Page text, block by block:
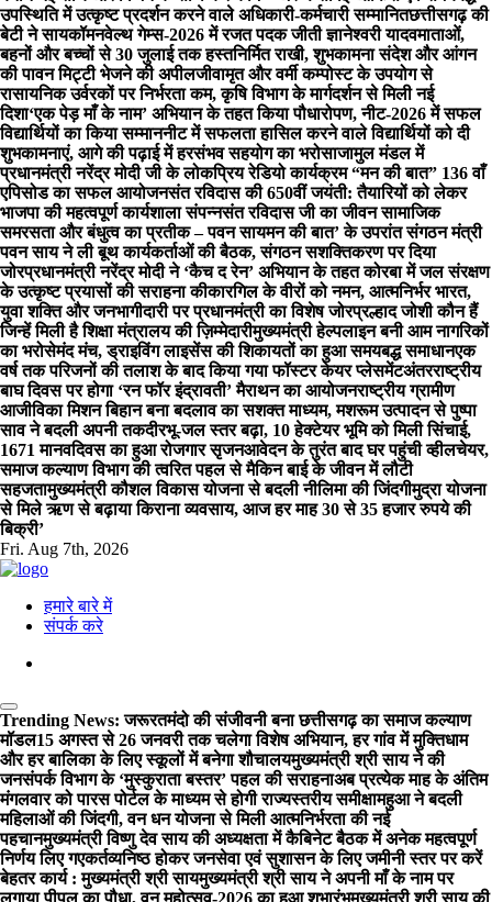
उपस्थिति में उत्कृष्ट प्रदर्शन करने वाले अधिकारी-कर्मचारी सम्मानितछत्तीसगढ़ की
बेटी ने सायकॉमनवेल्थ गेम्स-2026 में रजत पदक जीती ज्ञानेश्वरी यादवमाताओं,
बहनों और बच्चों से 30 जुलाई तक हस्तनिर्मित राखी, शुभकामना संदेश और आंगन
की पावन मिट्टी भेजने की अपीलजीवामृत और वर्मी कम्पोस्ट के उपयोग से
रासायनिक उर्वरकों पर निर्भरता कम, कृषि विभाग के मार्गदर्शन से मिली नई
दिशा‘एक पेड़ माँ के नाम’ अभियान के तहत किया पौधारोपण, नीट-2026 में सफल
विद्यार्थियों का किया सम्माननीट में सफलता हासिल करने वाले विद्यार्थियों को दी
शुभकामनाएं, आगे की पढ़ाई में हरसंभव सहयोग का भरोसाजामुल मंडल में
प्रधानमंत्री नरेंद्र मोदी जी के लोकप्रिय रेडियो कार्यक्रम “मन की बात” 136 वाँ
एपिसोड का सफल आयोजनसंत रविदास की 650वीं जयंती: तैयारियों को लेकर
भाजपा की महत्वपूर्ण कार्यशाला संपन्नसंत रविदास जी का जीवन सामाजिक
समरसता और बंधुत्व का प्रतीक – पवन सायमन की बात’ के उपरांत संगठन मंत्री
पवन साय ने ली बूथ कार्यकर्ताओं की बैठक, संगठन सशक्तिकरण पर दिया
जोरप्रधानमंत्री नरेंद्र मोदी ने ‘कैच द रेन’ अभियान के तहत कोरबा में जल संरक्षण
के उत्कृष्ट प्रयासों की सराहना कीकारगिल के वीरों को नमन, आत्मनिर्भर भारत,
युवा शक्ति और जनभागीदारी पर प्रधानमंत्री का विशेष जोरप्रल्हाद जोशी कौन हैं
जिन्हें मिली है शिक्षा मंत्रालय की ज़िम्मेदारीमुख्यमंत्री हेल्पलाइन बनी आम नागरिकों
का भरोसेमंद मंच, ड्राइविंग लाइसेंस की शिकायतों का हुआ समयबद्ध समाधानएक
वर्ष तक परिजनों की तलाश के बाद किया गया फॉस्टर केयर प्लेसमेंटअंतरराष्ट्रीय
बाघ दिवस पर होगा ‘रन फॉर इंद्रावती’ मैराथन का आयोजनराष्ट्रीय ग्रामीण
आजीविका मिशन बिहान बना बदलाव का सशक्त माध्यम, मशरूम उत्पादन से पुष्पा
साव ने बदली अपनी तकदीरभू-जल स्तर बढ़ा, 10 हेक्टेयर भूमि को मिली सिंचाई,
1671 मानवदिवस का हुआ रोजगार सृजनआवेदन के तुरंत बाद घर पहुंची व्हीलचेयर,
समाज कल्याण विभाग की त्वरित पहल से मैकिन बाई के जीवन में लौटी
सहजतामुख्यमंत्री कौशल विकास योजना से बदली नीलिमा की जिंदगीमुद्रा योजना
से मिले ऋण से बढ़ाया किराना व्यवसाय, आज हर माह 30 से 35 हजार रुपये की
बिक्री’
Fri. Aug 7th, 2026
हमारे बारे में
संपर्क करे
Trending News: जरूरतमंदो की संजीवनी बना छत्तीसगढ़ का समाज कल्याण
मॉडल15 अगस्त से 26 जनवरी तक चलेगा विशेष अभियान, हर गांव में मुक्तिधाम
और हर बालिका के लिए स्कूलों में बनेगा शौचालयमुख्यमंत्री श्री साय ने की
जनसंपर्क विभाग के ‘मुस्कुराता बस्तर’ पहल की सराहनाअब प्रत्येक माह के अंतिम
मंगलवार को पारस पोर्टल के माध्यम से होगी राज्यस्तरीय समीक्षामहुआ ने बदली
महिलाओं की जिंदगी, वन धन योजना से मिली आत्मनिर्भरता की नई
पहचानमुख्यमंत्री विष्णु देव साय की अध्यक्षता में कैबिनेट बैठक में अनेक महत्वपूर्ण
निर्णय लिए गएकर्तव्यनिष्ठ होकर जनसेवा एवं सुशासन के लिए जमीनी स्तर पर करें
बेहतर कार्य : मुख्यमंत्री श्री सायमुख्यमंत्री श्री साय ने अपनी माँ के नाम पर
लगाया पीपल का पौधा, वन महोत्सव-2026 का हुआ शुभारंभमुख्यमंत्री श्री साय की